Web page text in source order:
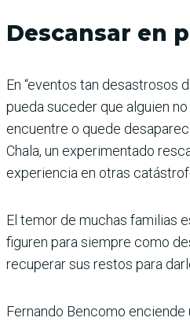
Descansar en
En “eventos tan desastrosos
pueda suceder que alguien
encuentre o quede
Chala, un experimentado
experiencia en otras
El temor de muchas familias
figuren para siempre como
recuperar sus restos para
Fernando Bencomo